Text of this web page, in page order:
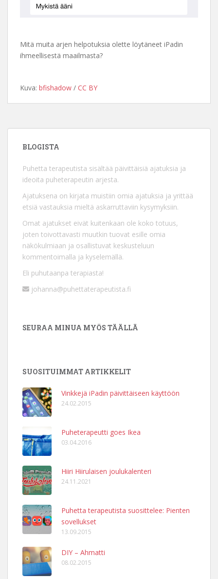
Mitä muita arjen helpotuksia olette löytäneet iPadin
ihmeellisestä maailmasta?
Kuva: bfishadow / CC BY
BLOGISTA
Puhetta terapeutista sisältää päivittäisiä ajatuksia ja
ideoita puheterapeutin arjesta.
Ajatuksena on kirjata muistiin omia ajatuksia ja yrittää
etsiä vastauksia mieltä askarruttaviin kysymyksiin.
Omat ajatukset eivät kuitenkaan ole koko totuus,
joten toivottavasti muutkin tuovat esille omia
näkökulmiaan ja osallistuvat keskusteluun
kommentoimalla ja kyselemällä.
Eli puhutaanpa terapiasta!
johanna@puhettaterapeutista.fi
SEURAA MINUA MYÖS TÄÄLLÄ
SUOSITUIMMAT ARTIKKELIT
Vinkkejä iPadin päivittäiseen käyttöön
24.02.2015
Puheterapeutti goes Ikea
03.04.2016
Hiiri Hiirulaisen joulukalenteri
24.11.2021
Puhetta terapeutista suosittelee: Pienten
sovellukset
13.09.2015
DIY – Ahmatti
08.02.2015